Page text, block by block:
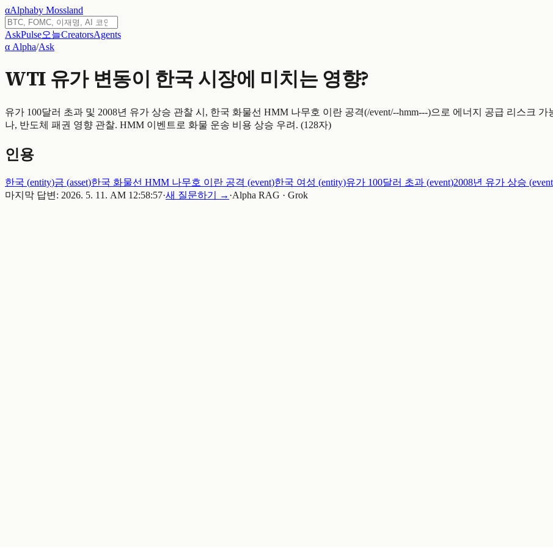
αAlphaby Mossland
AskPulse오늘CreatorsAgents
α Alpha/Ask
WTI 유가 변동이 한국 시장에 미치는 영향?
유가 100달러 초과 및 2008년 유가 상승 관찰 시, 한국 화물선 HMM 나무호 이란 공격(/event/--hmm---)으로 에너지 공급 리스크 가
나, 반도체 패권 영향 관찰. HMM 이벤트로 화물 운송 비용 상승 우려. (128자)
인용
한국 (entity)금 (asset)한국 화물선 HMM 나무호 이란 공격 (event)한국 여성 (entity)유가 100달러 초과 (event)2008년 유가 상승 (event
마지막 답변: 2026. 5. 11. AM 12:58:57·새 질문하기 → ·Alpha RAG · Grok